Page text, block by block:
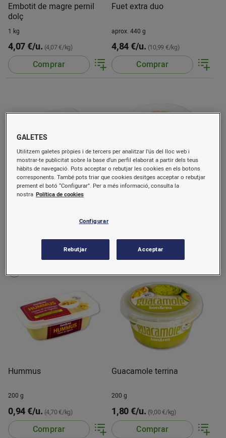
Embotit de magre pernil
dolç
1 kg
4,07 €/u. (4,07 €/kg)
Comprar
Fuet extra duo
aprox. 440 g
4,84 €/u. (10,99 €/kg)
Comprar
Amanida alemanya
Comprar
Amanida de pasta
Comprar
Hummus
200 g
0,94 €/u. (4,70 €/kg)
Comprar
Guacamole terrina
200 g
1,80 €/u. (9,00 €/kg)
Comprar
GALETES
Utilitzem galetes pròpies i de tercers per analitzar l’ús del lloc web i
mostrar-te publicitat sobre la base d’un perfil elaborat a partir dels teus
hàbits de navegació. Pots acceptar o rebutjar les cookies en els botons
corresponents. També pots triar que cookies desitges acceptar o rebutjar
prement el botó “Configurar”. Per a més informació, consulta la
nostra Política de cookies
Configurar
Rebutjar Acceptar